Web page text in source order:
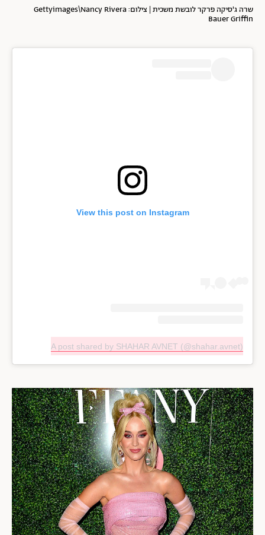
שרה ג'סיקה פרקר לובשת משכית | צילום: Gettyimages\Nancy Rivera
Bauer Griffin
View this post on Instagram
A post shared by SHAHAR AVNET (@shahar.avnet)